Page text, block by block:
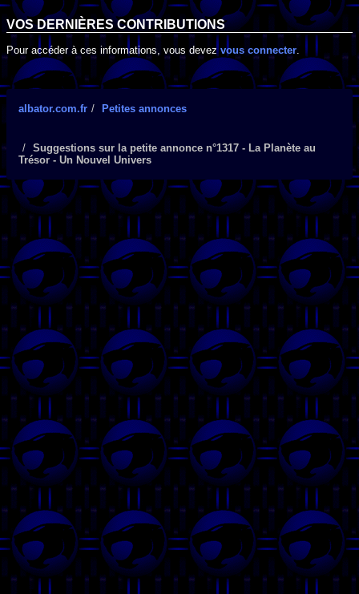
VOS DERNIÈRES CONTRIBUTIONS
Pour accéder à ces informations, vous devezvous connecter
albator.com.fr Petites annonces
Suggestions sur la petite annonce n°1317 - La Planète au
Trésor - Un Nouvel Univers